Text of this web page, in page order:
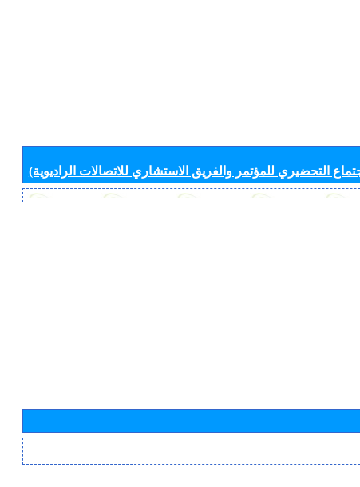
التحضيري للمؤتمر والفريق الاستشاري للاتصالات الراديوية)